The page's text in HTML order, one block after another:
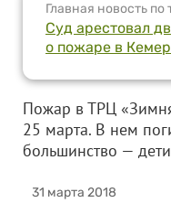
Главная новость по
Суд арестовал
о пожаре в
Пожар в ТРЦ
25 марта. В нем
большинство —
31 марта 2018